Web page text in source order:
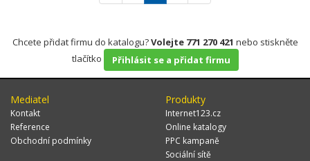
Chcete přidat firmu do katalogu?Volejte 771 270 421 nebo stiskněte
tlačítko
Přihlásit se a přidat firmu
Mediatel
Kontakt
Reference
Obchodní podmínky
Produkty
Internet123.cz
Online katalogy
PPC kampaně
Sociální sítě